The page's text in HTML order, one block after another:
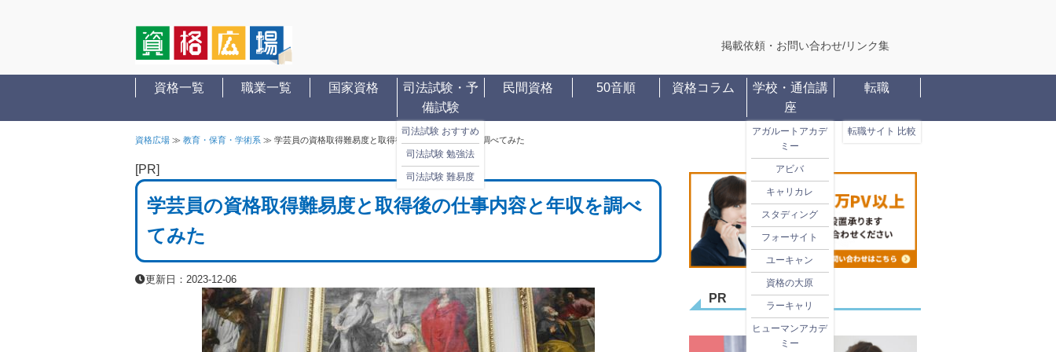
掲載依頼・お問い合わせ/リンク集
資格一覧 職業一覧 国家資格
司法試験・予
備試験
司法試験 おすすめ
司法試験 勉強法
司法試験 難易度
民間資格 50音順 資格コラム
学校・通信講
座
アガルートアカデ
ミー
アビバ
キャリカレ
スタディング
フォーサイト
ユーキャン
資格の大原
ラーキャリ
ヒューマンアカデ
ミー
転職
転職サイト 比較
資格広場 ≫ 教育・保育・学術系 ≫ 学芸員の資格取得難易度と取得後の仕事内容と年収を調べてみた
[PR]
学芸員の資格取得難易度と取得後の仕事内容と年収を調べ
てみた
更新日：2023-12-06
PR